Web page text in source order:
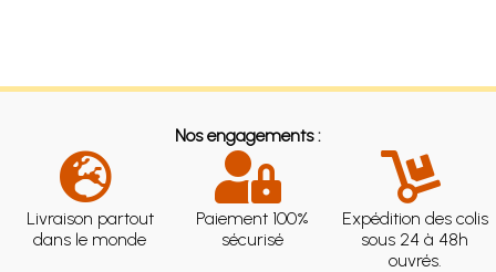
Nos engagements :
Livraison partout
dans le monde
Paiement 100%
sécurisé
Expédition des colis
sous 24 à 48h
ouvrés.